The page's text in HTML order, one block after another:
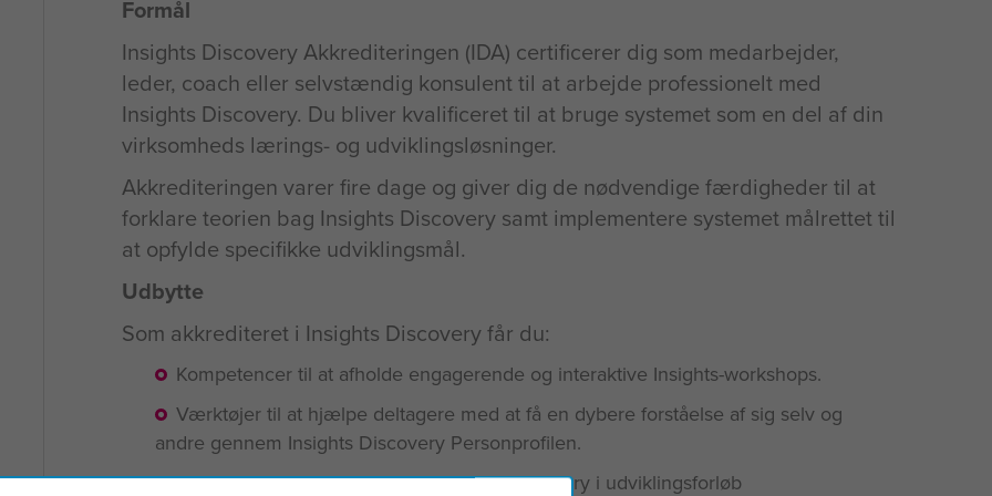
Formål
Insights Discovery Akkrediteringen (IDA) certificerer dig som medarbejder,
leder, coach eller selvstændig konsulent til at arbejde professionelt med
Insights Discovery. Du bliver kvalificeret til at bruge systemet som en del af din
virksomheds lærings- og udviklingsløsninger.
Akkrediteringen varer fire dage og giver dig de nødvendige færdigheder til at
forklare teorien bag Insights Discovery samt implementere systemet målrettet til
at opfylde specifikke udviklingsmål.
Udbytte
Som akkrediteret i Insights Discovery får du:
Kompetencer til at afholde engagerende og interaktive Insights-workshops.
Værktøjer til at hjælpe deltagere med at få en dybere forståelse af sig selv og
andre gennem Insights Discovery Personprofilen.
Praktisk erfaring i at anvende Insights Discovery i udviklingsforløb